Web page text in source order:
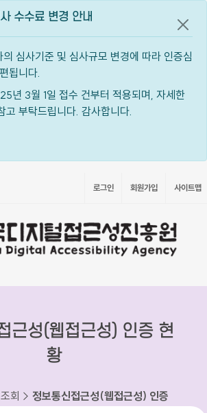
수수료 변경 안내
심사기준 및 심사규모 변경에 따라 인증심
됩니다.
년 3월 1일 접수 건부터 적용되며, 자세한
고 부탁드립니다. 감사합니다.
공지
로그인 회원가입 사이트맵
근성(웹접근성) 인증 현
황
회 > 정보통신접근성(웹접근성) 인증